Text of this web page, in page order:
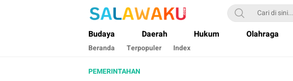
Salawaku Maluku
Salam dan Warta Anak Maluku
Budaya Daerah Hukum Olahraga
Beranda Terpopuler Index
PEMERINTAHAN